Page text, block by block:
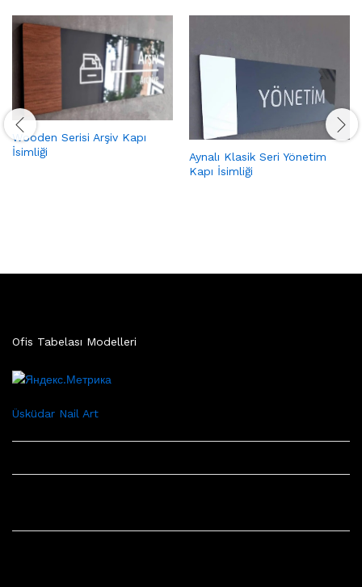
Wooden Serisi Arşiv Kapı
İsimliği
Aynalı Klasik Seri Yönetim
Kapı İsimliği
Ofis Tabelası Modelleri
Üsküdar Nail Art